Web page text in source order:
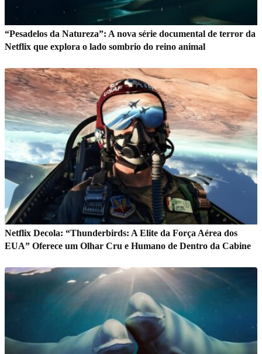
“Pesadelos da Natureza”: A nova série documental de terror da
Netflix que explora o lado sombrio do reino animal
Netflix Decola: “Thunderbirds: A Elite da Força Aérea dos
EUA” Oferece um Olhar Cru e Humano de Dentro da Cabine